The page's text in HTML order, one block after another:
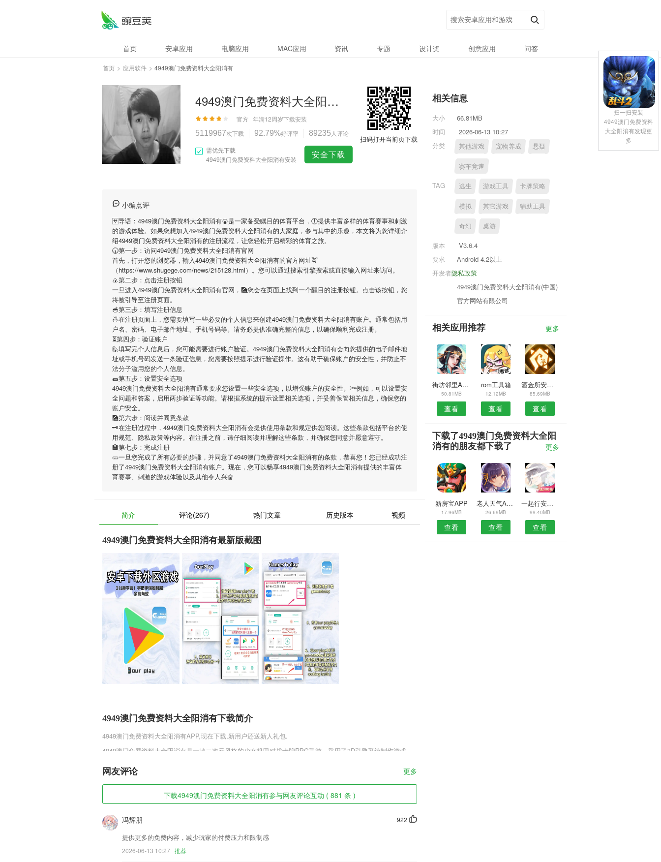
首页 安卓应用 电脑应用 MAC应用 资讯 专题 设计奖 创意应用 问答
首页 > 应用软件 > 4949澳门免费资料大全阳消有
4949澳门免费资料大全阳消有
官方 年满12周岁下载安装
5119967次下载 92.79%好评率 89235 人评论
需优先下载
4949澳门免费资料大全阳消有安装
安全下载
扫码打开当前页下载
小编点评
🈂导语： 4949澳门免费资料大全阳消有🍘是一家备受瞩目的体育平台，🕕提供丰富多样的体育赛事和刺激
的游戏体验。如果您想加入4949澳门免费资料大全阳消有的大家庭，参与其中的乐趣，本文将为您详细介
绍4949澳门免费资料大全阳消有的注册流程，让您轻松开启精彩的体育之旅。
🕡第一步：访问4949澳门免费资料大全阳消有官网
首先，打开您的浏览器，输入4949澳门免费资料大全阳消有的官方网址🚖
（https://www.shugege.com/news/215128.html）。您可以通过搜索引擎搜索或直接输入网址来访问。
🍙第二步：点击注册按钮
一旦进入4949澳门免费资料大全阳消有官网，🎑您会在页面上找到一个醒目的注册按钮。点击该按钮，您
将被引导至注册页面。
🥣第三步：填写注册信息
🍜在注册页面上，您需要填写一些必要的个人信息来创建4949澳门免费资料大全阳消有账户。通常包括用
户名、密码、电子邮件地址、手机号码等。请务必提供准确完整的信息，以确保顺利完成注册。
⏳第四步：验证账户
🙋填写完个人信息后，您可能需要进行账户验证。 4949澳门免费资料大全阳消有会向您提供的电子邮件地
址或手机号码发送一条验证信息，您需要按照提示进行验证操作。这有助于确保账户的安全性，并防止不
法分子滥用您的个人信息。
🌯第五步：设置安全选项
4949澳门免费资料大全阳消有通常要求您设置一些安全选项，以增强账户的安全性。🔦例如，可以设置安
全问题和答案，启用两步验证等功能。请根据系统的提示设置相关选项，并妥善保管相关信息，确保您的
账户安全。
🎑第六步：阅读并同意条款
🗝在注册过程中， 4949澳门免费资料大全阳消有会提供使用条款和规定供您阅读。这些条款包括平台的使
用规范、隐私政策等内容。在注册之前，请仔细阅读并理解这些条款，并确保您同意并愿意遵守。
🏣第七步：完成注册
🥒一旦您完成了所有必要的步骤，并同意了4949澳门免费资料大全阳消有的条款，恭喜您！您已经成功注
册了4949澳门免费资料大全阳消有账户。现在，您可以畅享4949澳门免费资料大全阳消有提供的丰富体
育赛事、刺激的游戏体验以及其他令人兴奋
简介 评论(267) 热门文章 历史版本 视频
4949澳门免费资料大全阳消有最新版截图
4949澳门免费资料大全阳消有下载简介
4949澳门免费资料大全阳消有APP,现在下载,新用户还送新人礼包.
4949澳门免费资料大全阳消有是一款二次元风格的少女机甲对战卡牌RPG手游，采用了3D引擎系统制作游戏，
牌美少女等着玩家去收集，不同的卡牌有不同的战斗技能，玩家选择根据属性来安排策略，排兵布阵打造最强的
4949澳门免费资料大全阳消有软件特色
2,全面满足家长的使用需求，让孩子每天认真学习。
3,适配年龄的交互式动画绘本，贴合孩子的生活场景，轻松收获童年的成长乐趣
网友评论 更多
下载4949澳门免费资料大全阳消有参与网友评论互动 ( 881 条 )
922
冯辉朋
提供更多的免费内容，减少玩家的付费压力和限制感
2026-06-13 10:27 推荐
相关信息
大小
66.81MB
时间
2026-06-13 10:27
分类
其他游戏 宠物养成 悬疑
赛车竞速
TAG 逃生 游戏工具 卡牌策略
模拟 其它游戏 辅助工具
奇幻 桌游
版本
V3.6.4
要求
Android 4.2以上
隐私政策
开发者
4949澳门免费资料大全阳消有(中国)
官方网站有限公司
相关应用推荐 更多
街坊邻里APP
50.81MB
查看
rom工具箱
12.12MB
查看
酒金所安卓版
85.69MB
查看
下载了4949澳门免费资料大全阳
消有的朋友都下载了
更多
新房宝APP
17.96MB
查看
老人天气APP
26.69MB
查看
一起行安卓版
99.40MB
查看
扫一扫安装
4949澳门免费资料
大全阳消有发现更
多